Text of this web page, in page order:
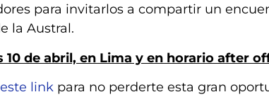
para invitarlos a compartir un
la Austral.
10 de abril, en Lima y en horario after
este link para no perderte esta gran